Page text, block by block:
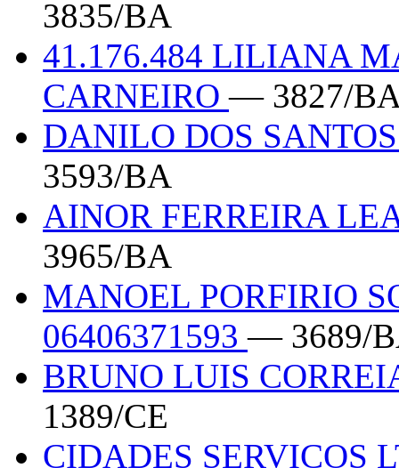
3835/BA
41.176.484 LILIANA
CARNEIRO— 3827/
DANILO DOS
3593/BA
AINOR FERREIRA
3965/BA
MANOEL PORFIRIO
06406371593— 3689/
BRUNO LUIS
1389/CE
CIDADES SERVICOS